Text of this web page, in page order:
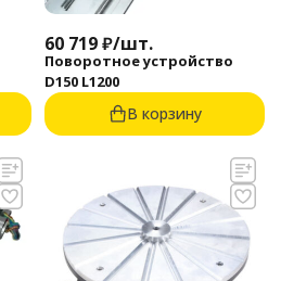
60 719₽/шт.
Поворотное устройство
D150 L1200
В корзину